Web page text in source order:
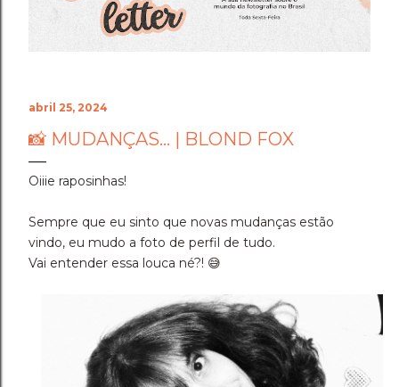
abril 25, 2024
📸 MUDANÇAS... | BLOND FOX
Oiiie raposinhas!
Sempre que eu sinto que novas mudanças estão
vindo, eu mudo a foto de perfil de tudo.
Vai entender essa louca né?! 😅